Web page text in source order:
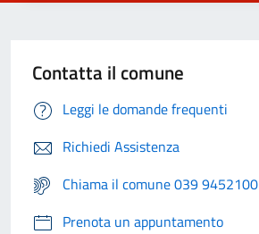
Contatta il comune
Leggi le domande frequenti
Richiedi Assistenza
Chiama il comune 039 9452100
Prenota un appuntamento